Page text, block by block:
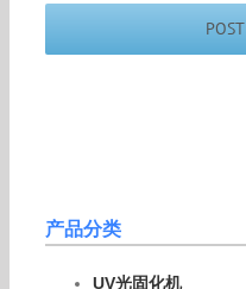
产品分类
UV光固化机